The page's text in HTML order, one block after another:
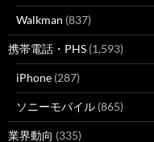
Walkman (837)
携帯電話・PHS (1,593)
iPhone (287)
ソニーモバイル (865)
業界動向 (335)